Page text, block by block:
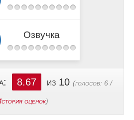
Озвучка
8.67 из 10 (голосов: 6 /
оценок)